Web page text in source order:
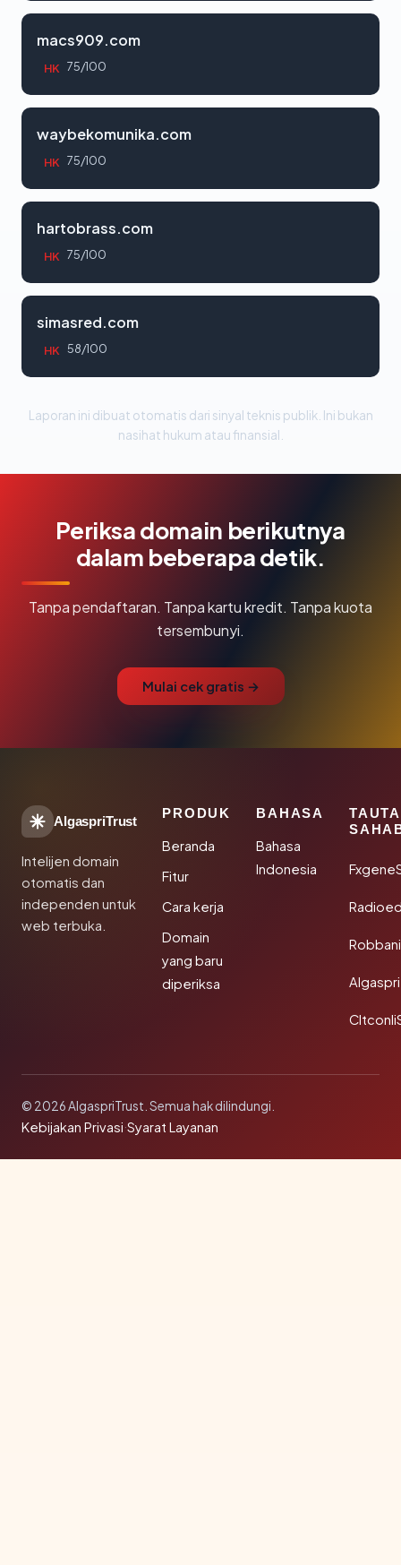
macs909.com
HK 75/100
waybekomunika.com
HK 75/100
hartobrass.com
HK 75/100
simasred.com
HK 58/100
Laporan ini dibuat otomatis dari sinyal teknis publik. Ini bukan
nasihat hukum atau finansial.
Periksa domain berikutnya
dalam beberapa detik.
Tanpa pendaftaran. Tanpa kartu kredit. Tanpa kuota
tersembunyi.
Mulai cek gratis →
AlgaspriTrust
Intelijen domain
otomatis dan
independen untuk
web terbuka.
PRODUK
Beranda
Fitur
Cara kerja
Domain
yang baru
diperiksa
BAHASA
Bahasa
Indonesia
© 2026 AlgaspriTrust. Semua hak dilindungi.
Kebijakan Privasi·Syarat Layanan